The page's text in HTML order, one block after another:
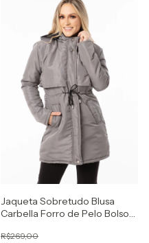
Jaqueta Sobretudo Blusa
Carbella Forro de Pelo Bolso
R$269,00